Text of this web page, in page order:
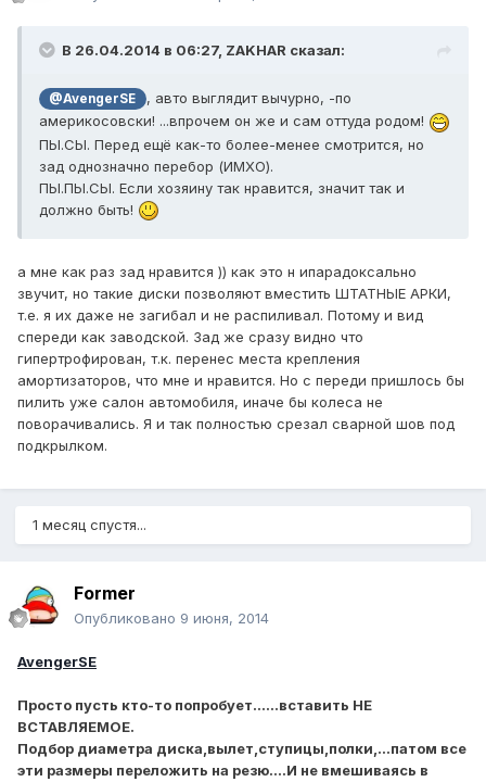
В 26.04.2014 в 06:27, ZAKHAR сказал:
@AvengerSE
, авто выглядит вычурно, -по
америкосовски! ...впрочем он же и сам оттуда родом!
ПЫ.СЫ. Перед ещё как-то более-менее смотрится, но
зад однозначно перебор (ИМХО).
ПЫ.ПЫ.СЫ. Если хозяину так нравится, значит так и
должно быть!
а мне как раз зад нравится )) как это н ипарадоксально
звучит, но такие диски позволяют вместить ШТАТНЫЕ АРКИ,
т.е. я их даже не загибал и не распиливал. Потому и вид
спереди как заводской. Зад же сразу видно что
гипертрофирован, т.к. перенес места крепления
амортизаторов, что мне и нравится. Но с переди пришлось бы
пилить уже салон автомобиля, иначе бы колеса не
поворачивались. Я и так полностью срезал сварной шов под
подкрылком.
1 месяц спустя...
Former
Опубликовано 9 июня, 2014
AvengerSE
Просто пусть кто-то попробует......вставить НЕ
ВСТАВЛЯЕМОЕ.
Подбор диаметра диска,вылет,ступицы,полки,...патом все
эти размеры переложить на резю....И не вмешиваясь в